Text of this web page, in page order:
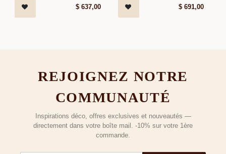
$ 637,00 $691,00
REJOIGNEZ NOTRE
COMMUNAUTÉ
Inspirations déco, offres exclusives et nouveautés —
directement dans votre boîte mail. -10% sur votre 1ère
commande.